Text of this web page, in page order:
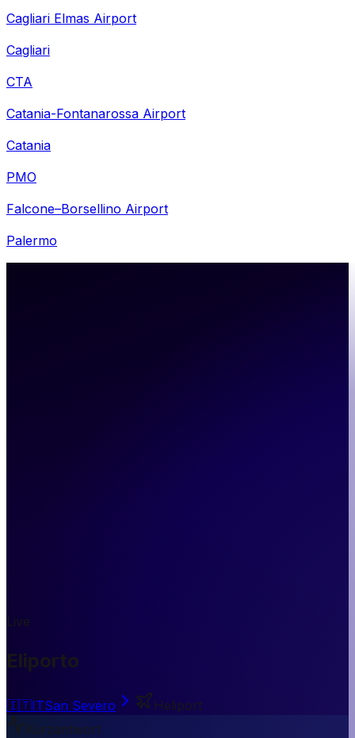
Cagliari Elmas Airport
Cagliari
CTA
Catania-Fontanarossa Airport
Catania
PMO
Falcone–Borsellino Airport
Palermo
Live
Eliporto
🇮🇹ITSan Severo
Heliport
Kurzantwort